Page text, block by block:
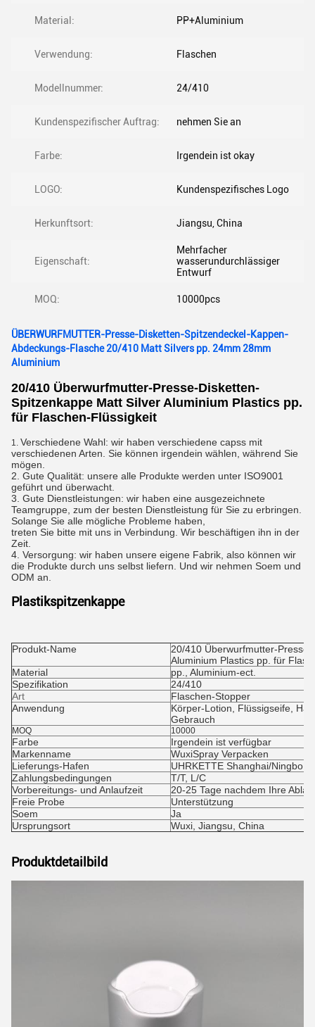
Material: PP+Aluminium
Verwendung: Flaschen
Modellnummer: 24/410
Kundenspezifischer Auftrag: nehmen Sie an
Farbe: Irgendein ist okay
LOGO: Kundenspezifisches Logo
Herkunftsort: Jiangsu, China
Eigenschaft:
Mehrfacher
wasserundurchlässiger
Entwurf
MOQ: 10000pcs
ÜBERWURFMUTTER-Presse-Disketten-Spitzendeckel-Kappen-
Abdeckungs-Flasche 20/410 Matt Silvers pp. 24mm 28mm
Aluminium
20/410 Überwurfmutter-Presse-Disketten-
Spitzenkappe Matt Silver Aluminium Plastics pp.
für Flaschen-Flüssigkeit
1. Verschiedene Wahl: wir haben verschiedene capss mit
verschiedenen Arten. Sie können irgendein wählen, während Sie
mögen.
2. Gute Qualität: unsere alle Produkte werden unter ISO9001
geführt und überwacht.
3. Gute Dienstleistungen: wir haben eine ausgezeichnete
Teamgruppe, zum der besten Dienstleistung für Sie zu erbringen.
Solange Sie alle mögliche Probleme haben,
treten Sie bitte mit uns in Verbindung. Wir beschäftigen ihn in der
Zeit.
4. Versorgung: wir haben unsere eigene Fabrik, also können wir
die Produkte durch uns selbst liefern. Und wir nehmen Soem und
ODM an.
Plastikspitzenkappe
Produkt-Name
20/410 Überwurfmutter-
Aluminium Plastics pp. für
Material
pp., Aluminium-ect.
Spezifikation
24/410
Art
Flaschen-Stopper
Anwendung
Körper-Lotion, Flüssigseife,
Gebrauch
MOQ 10000
Farbe
Irgendein ist verfügbar
Markenname
WuxiSpray Verpacken
Lieferungs-Hafen
UHRKETTE Shanghai/Ningbo
Zahlungsbedingungen
T/T, L/C
Vorbereitungs- und Anlaufzeit
20-25 Tage nachdem Ihre
Freie Probe
Unterstützung
Soem
Ja
Ursprungsort
Wuxi, Jiangsu, China
Produktdetailbild